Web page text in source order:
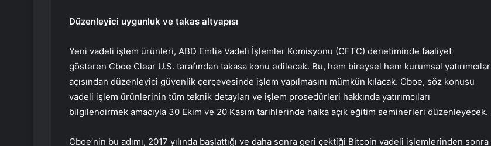
Düzenleyici uygunluk ve takas altyapısı
Yeni vadeli işlem ürünleri, ABD Emtia Vadeli İşlemler Komisyonu (CFTC) denetiminde faaliyet
gösteren Cboe Clear U.S. tarafından takasa konu edilecek. Bu, hem bireysel hem kurumsal yatırımcılar
açısından düzenleyici güvenlik çerçevesinde işlem yapılmasını mümkün kılacak. Cboe, söz konusu
vadeli işlem ürünlerinin tüm teknik detayları ve işlem prosedürleri hakkında yatırımcıları
bilgilendirmek amacıyla 30 Ekim ve 20 Kasım tarihlerinde halka açık eğitim seminerleri düzenleyecek.
Cboe’nin bu adımı, 2017 yılında başlattığı ve daha sonra geri çektiği Bitcoin vadeli işlemlerinden sonra